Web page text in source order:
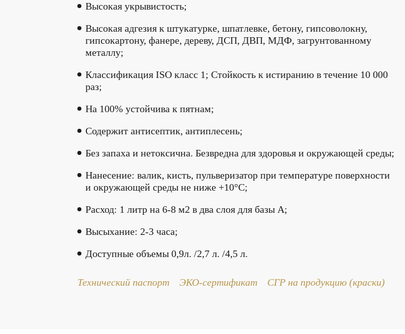
Высокая укрывистость;
Высокая адгезия к штукатурке, шпатлевке, бетону, гипсоволокну,
гипсокартону, фанере, дереву, ДСП, ДВП, МДФ, загрунтованному
металлу;
Классификация ISO класс 1; Стойкость к истиранию в течение 10 000
раз;
На 100% устойчива к пятнам;
Содержит антисептик, антиплесень;
Без запаха и нетоксична. Безвредна для здоровья и окружающей среды;
Нанесение: валик, кисть, пульверизатор при температуре поверхности
и окружающей среды не ниже +10°С;
Расход: 1 литр на 6-8 м2 в два слоя для базы А;
Высыхание: 2-3 часа;
Доступные объемы 0,9л. /2,7 л. /4,5 л.
Технический паспорт ЭКО-сертификат СГР на продукцию (краски)